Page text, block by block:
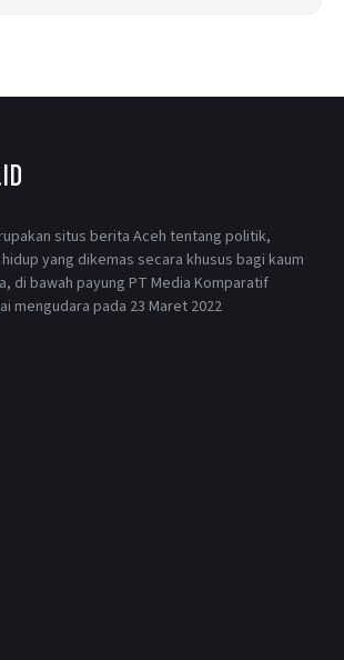
situs berita Aceh tentang politik,
yang dikemas secara khusus bagi kaum
di bawah payung PT Media Komparatif
mengudara pada 23 Maret 2022